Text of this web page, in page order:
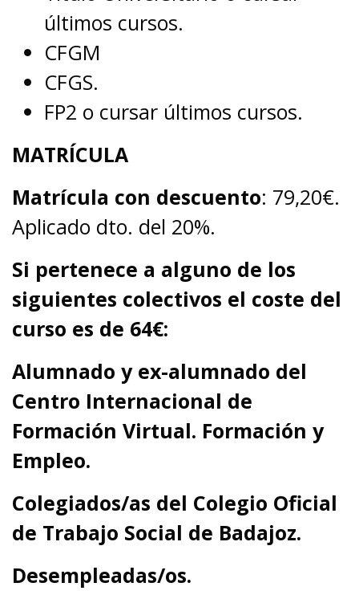
últimos cursos.
CFGM
CFGS.
FP2 o cursar últimos cursos.
MATRÍCULA
Matrícula con descuento: 79,20€.
Aplicado dto. del 20%.
Si pertenece a alguno de los
siguientes colectivos el coste del
curso es de 64€:
Alumnado y ex-alumnado del
Centro Internacional de
Formación Virtual. Formación y
Empleo.
Colegiados/as del Colegio Oficial
de Trabajo Social de Badajoz.
Desempleadas/os.